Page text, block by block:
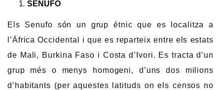
SENUFO
Els Senufo són un grup ètnic que es localitza a
l’Àfrica Occidental i que es reparteix entre els estats
de Mali, Burkina Faso i Costa d’Ivori. Es tracta d’un
grup més o menys homogeni, d’uns dos milions
d’habitants (per aquestes latituds on els censos no